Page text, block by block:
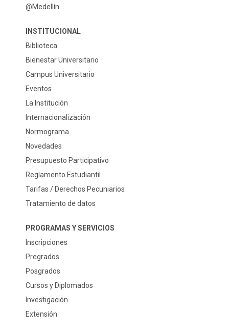
@Medellín
INSTITUCIONAL
Biblioteca
Bienestar Universitario
Campus Universitario
Eventos
La Institución
Internacionalización
Normograma
Novedades
Presupuesto Participativo
Reglamento Estudiantil
Tarifas / Derechos Pecuniarios
Tratamiento de datos
PROGRAMAS Y SERVICIOS
Inscripciones
Pregrados
Posgrados
Cursos y Diplomados
Investigación
Extensión